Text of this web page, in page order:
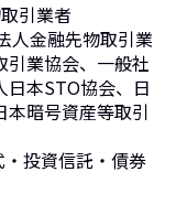
引業者
人金融先物取引業
引業協会、一般社
日本STO協会、日
暗号資産等取引
投資信託・債券